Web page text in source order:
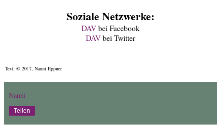
Soziale Netzwerke:
DAVbei Facebook
DAVbei Twitter
Text: © 2017, Nanni Eppner
Nanni
Teilen